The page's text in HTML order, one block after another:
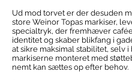
Ud mod torvet er der desuden
store Weinor Topas markiser,
specialtryk, der fremhæver
identitet og skaber blikfang i
at sikre maksimal stabilitet, selv
markiserne monteret med
nemt kan sættes op efter behov.